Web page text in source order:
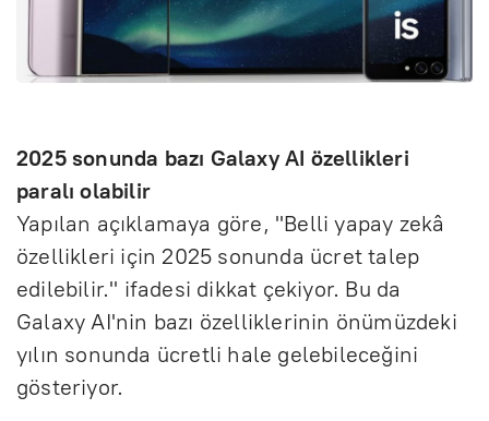
2025 sonunda bazı Galaxy AI özellikleri
paralı olabilir
Yapılan açıklamaya göre, "Belli yapay zekâ
özellikleri için 2025 sonunda ücret talep
edilebilir." ifadesi dikkat çekiyor. Bu da
Galaxy AI'nin bazı özelliklerinin önümüzdeki
yılın sonunda ücretli hale gelebileceğini
gösteriyor.